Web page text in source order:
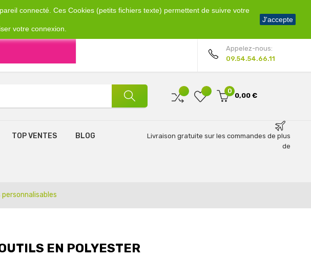
connecté. Ces Cookies (petits fichiers texte) permettent de suivre votre
votre connexion.
J'accepte
Bienvenue !
Mon compte
Appelez-nous:
09.54.54.66.11
0
0,00 €
TOP VENTES BLOG
Livraison gratuite sur les commandes de plus
de
EN POLYESTER